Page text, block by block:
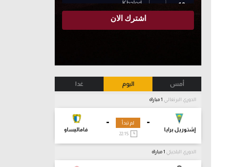
أمس اليوم غدا
الدوري البرتغالي
-
إشتوريل برايا
-
فاماليساو
لم تبدأ
22:15
الدوري البلجيكي